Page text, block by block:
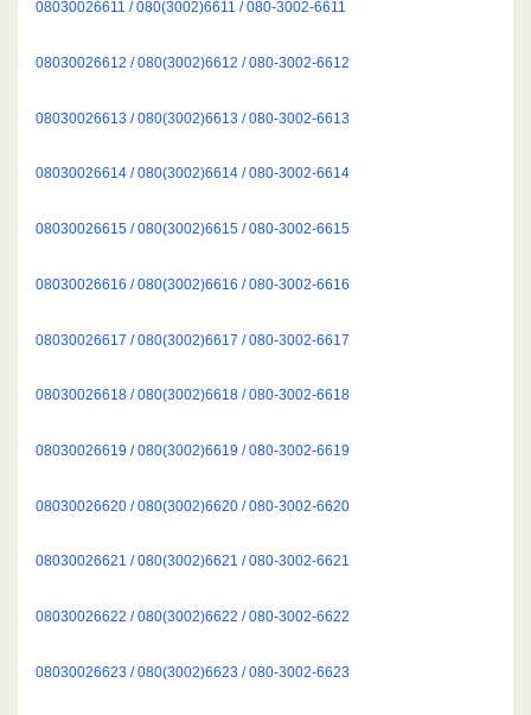
08030026611 / 080(3002)6611 / 080-3002-6611
08030026612 / 080(3002)6612 / 080-3002-6612
08030026613 / 080(3002)6613 / 080-3002-6613
08030026614 / 080(3002)6614 / 080-3002-6614
08030026615 / 080(3002)6615 / 080-3002-6615
08030026616 / 080(3002)6616 / 080-3002-6616
08030026617 / 080(3002)6617 / 080-3002-6617
08030026618 / 080(3002)6618 / 080-3002-6618
08030026619 / 080(3002)6619 / 080-3002-6619
08030026620 / 080(3002)6620 / 080-3002-6620
08030026621 / 080(3002)6621 / 080-3002-6621
08030026622 / 080(3002)6622 / 080-3002-6622
08030026623 / 080(3002)6623 / 080-3002-6623